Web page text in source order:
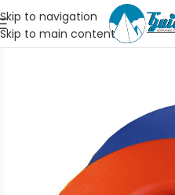
Skip to navigation
Skip to main content